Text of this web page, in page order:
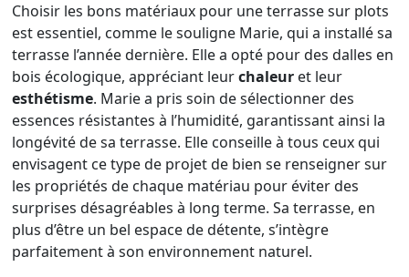
Choisir les bons matériaux pour une terrasse sur plots
est essentiel, comme le souligne Marie, qui a installé sa
terrasse l’année dernière. Elle a opté pour des dalles en
bois écologique, appréciant leurchaleur et leur
esthétisme. Marie a pris soin de sélectionner des
essences résistantes à l’humidité, garantissant ainsi la
longévité de sa terrasse. Elle conseille à tous ceux qui
envisagent ce type de projet de bien se renseigner sur
les propriétés de chaque matériau pour éviter des
surprises désagréables à long terme. Sa terrasse, en
plus d’être un bel espace de détente, s’intègre
parfaitement à son environnement naturel.